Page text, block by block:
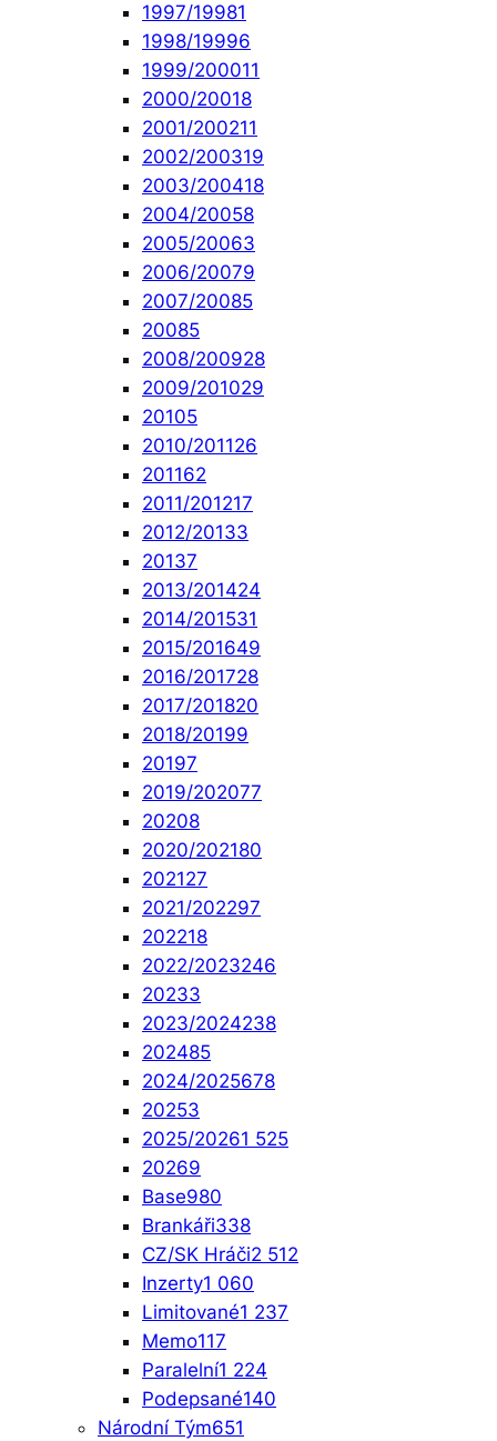
1997/19981
1998/19996
1999/200011
2000/20018
2001/200211
2002/200319
2003/200418
2004/20058
2005/20063
2006/20079
2007/20085
20085
2008/200928
2009/201029
20105
2010/201126
201162
2011/201217
2012/20133
20137
2013/201424
2014/201531
2015/201649
2016/201728
2017/201820
2018/20199
20197
2019/202077
20208
2020/202180
202127
2021/202297
202218
2022/2023246
20233
2023/2024238
202485
2024/2025678
20253
2025/20261 525
20269
Base980
Brankáři338
CZ/SK Hráči2 512
Inzerty1 060
Limitované1 237
Memo117
Paralelní1 224
Podepsané140
Národní Tým651